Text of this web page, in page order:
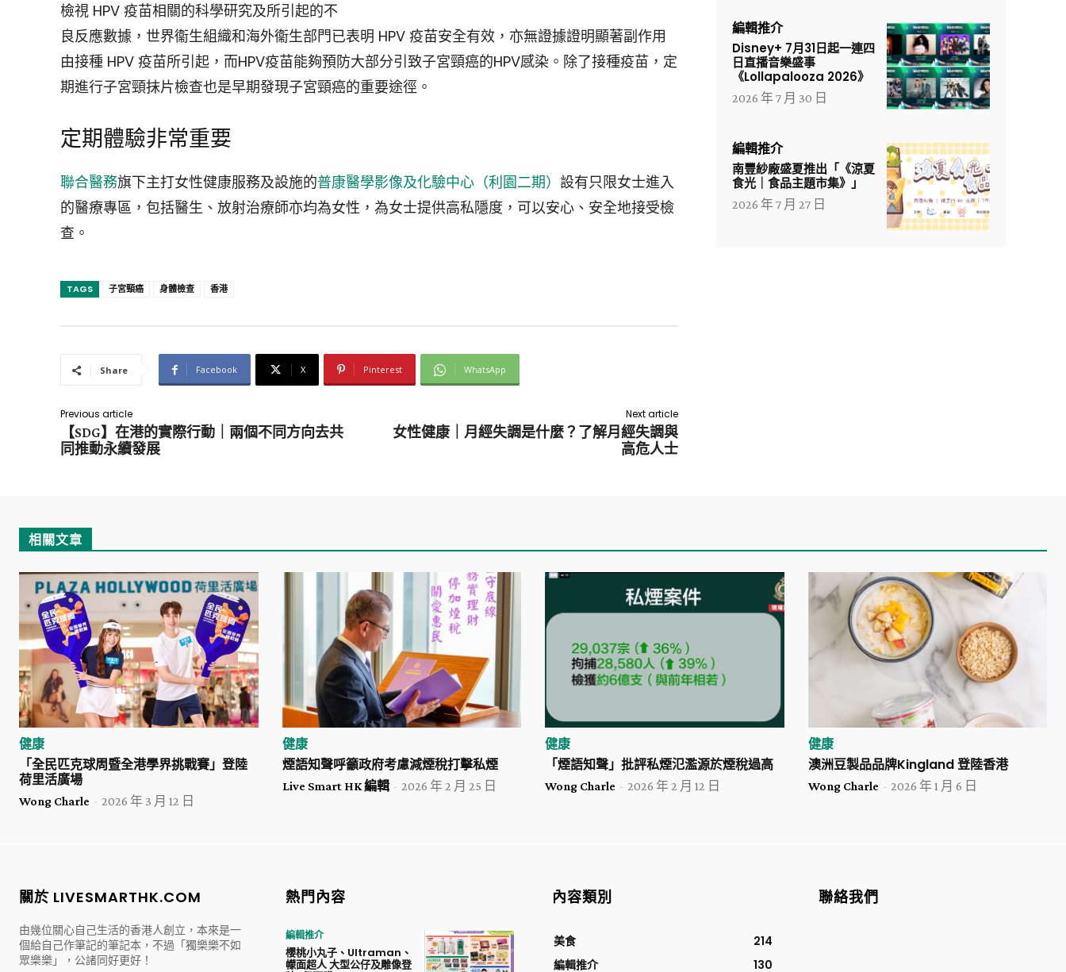
檢視 HPV 疫苗相關的科學研究及所引起的不
良反應數據，世界衞生組織和海外衞生部門已表明 HPV 疫苗安全有效，亦無證據證明顯著副作用
由接種 HPV 疫苗所引起，而HPV疫苗能夠預防大部分引致子宮頸癌的HPV感染。除了接種疫苗，定
期進行子宮頸抹片檢查也是早期發現子宮頸癌的重要途徑。
定期體驗非常重要
聯合醫務旗下主打女性健康服務及設施的普康醫學影像及化驗中心（利園二期） 設有只限女士進入
的醫療專區，包括醫生、放射治療師亦均為女性，為女士提供高私隱度，可以安心、安全地接受檢
查。
TAGS 子宮頸癌 身體檢查 香港
Share Facebook X Pinterest WhatsApp
Previous article
【SDG】在港的實際行動｜兩個不同方向去共
同推動永續發展
Next article
女性健康｜月經失調是什麼？了解月經失調與
高危人士
編輯推介
Disney+ 7月31日起一連四
日直播音樂盛事
《Lollapalooza 2026》
2026 年 7 月 30 日
編輯推介
南豐紗廠盛夏推出「《涼夏
食光｜食品主題市集》」
2026 年 7 月 27 日
相關文章
健康
「全民匹克球周暨全港學界挑戰賽」登陸
荷里活廣場
Wong Charle - 2026 年 3 月 12 日
健康
煙語知聲呼籲政府考慮減煙稅打擊私煙
Live Smart HK 編輯 - 2026 年 2 月 25 日
健康
「煙語知聲」批評私煙氾濫源於煙稅過高
Wong Charle - 2026 年 2 月 12 日
健康
澳洲豆製品品牌Kingland 登陸香港
Wong Charle - 2026 年 1 月 6 日
關於 LIVESMARTHK.COM
由幾位關心自己生活的香港人創立，本來是一
個給自己作筆記的筆記本，不過「獨樂樂不如
眾樂樂」，公諸同好更好！
熱門內容
編輯推介
櫻桃小丸子、Ultraman、
幪面超人 大型公仔及雕像登
內容類別
美食
214
編輯推介
130
聯絡我們